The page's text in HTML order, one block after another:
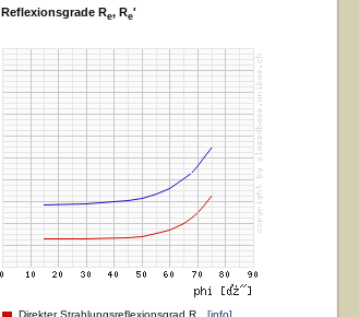
Reflexionsgrade Re, Re'